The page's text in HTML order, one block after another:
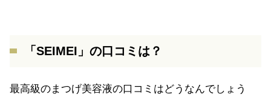
「SEIMEI」の口コミは？
最高級のまつげ美容液の口コミはどうなんでしょう